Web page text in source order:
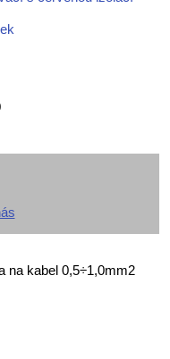
na kabel 0,5÷1,0mm2